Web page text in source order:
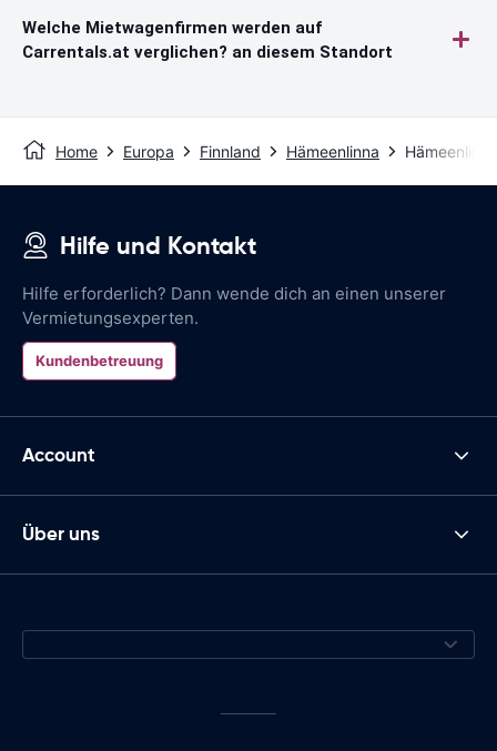
Welche Mietwagenfirmen werden auf
Carrentals.at verglichen? an diesem Standort
Home Europa Finnland Hämeenlinna
Hilfe und Kontakt
Hilfe erforderlich? Dann wende dich an einen unserer
Vermietungsexperten.
Kundenbetreuung
Account
Über uns